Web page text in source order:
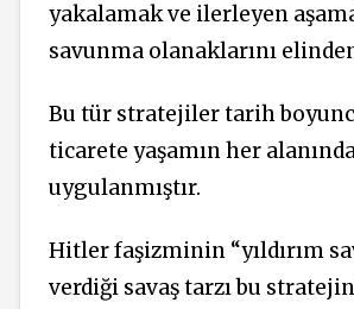
yakalamak ve ilerleyen
savunma olanaklarını
Bu tür stratejiler tarih
ticarete yaşamın her
uygulanmıştır.
Hitler faşizminin “yıldırım
verdiği savaş tarzı bu